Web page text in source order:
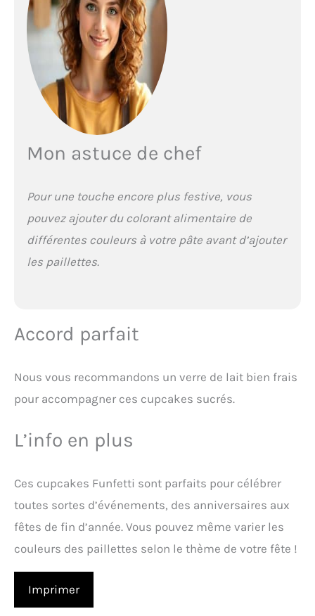
Mon astuce de chef
Pour une touche encore plus festive, vous
pouvez ajouter du colorant alimentaire de
différentes couleurs à votre pâte avant d’ajouter
les paillettes.
Accord parfait
Nous vous recommandons un verre de lait bien frais
pour accompagner ces cupcakes sucrés.
L’info en plus
Ces cupcakes Funfetti sont parfaits pour célébrer
toutes sortes d’événements, des anniversaires aux
fêtes de fin d’année. Vous pouvez même varier les
couleurs des paillettes selon le thème de votre fête !
Imprimer